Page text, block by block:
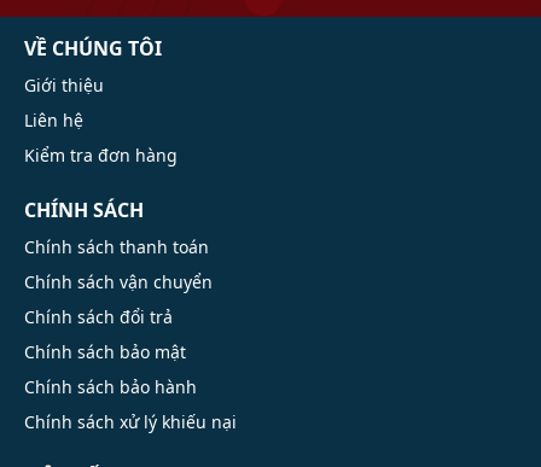
VỀ CHÚNG TÔI
Giới thiệu
Liên hệ
Kiểm tra đơn hàng
CHÍNH SÁCH
Chính sách thanh toán
Chính sách vận chuyển
Chính sách đổi trả
Chính sách bảo mật
Chính sách bảo hành
Chính sách xử lý khiếu nại